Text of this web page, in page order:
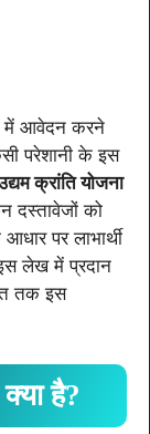
में आवेदन करने
परेशानी के इस
क्रांति योजना
दस्तावेजों को
पर लाभार्थी
लेख में प्रदान
तक इस
है?